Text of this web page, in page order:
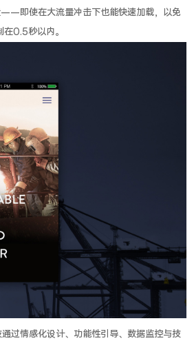
即使在大流量冲击下也能快速加载，以免
0.5秒以内。
过情感化设计、功能性引导、数据监控与技